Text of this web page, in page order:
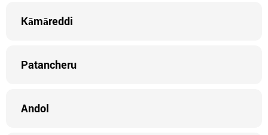
Kāmāreddi
Patancheru
Andol